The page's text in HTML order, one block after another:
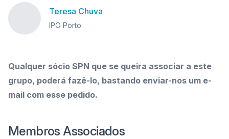
Teresa Chuva
IPO Porto
Qualquer sócio SPN que se queira associar a este
grupo, poderá fazê-lo, bastando enviar-nos um e-
mail com esse pedido.
Membros Associados